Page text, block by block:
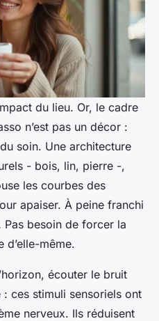
du lieu. Or, le cadre
n’est pas un décor :
soin. Une architecture
- bois, lin, pierre -,
les courbes des
apaiser. À peine franchi
Pas besoin de forcer la
d’elle-même.
écouter le bruit
ces stimuli sensoriels ont
nerveux. Ils réduisent